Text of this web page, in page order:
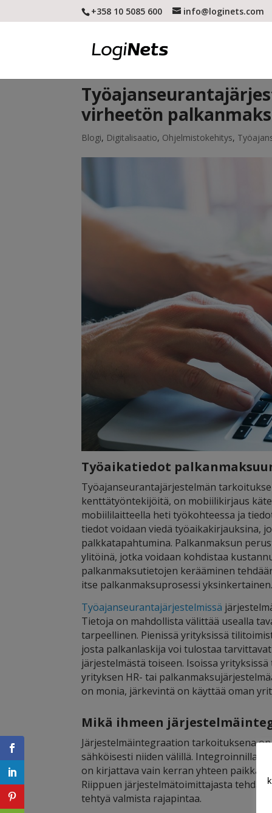
+358 10 5085 600 info@loginets.com
virheetön
Blogi, Digitalisaatio, Ohjelmistokehitys,
Työaikatiedot
Työajanseurantajärjestelmän
kenttätyöntekijöitä, on mobiilikirjaus
mobiililaitteella heti työkohteessa ja
tiedot voidaan viedä työaikakirjauksina,
palkkatapahtumina. Palkanmaksun
ylitöinä, jotka voidaan kohdistaa
palkanmaksutietojen kerääminen
itse palkanmaksuprosessi yksinkertainen.
Työajanseurantajärjestelmissä
Tietoja on mahdollista välittää usealla
tarpeellinen. Pienissä yrityksissä
josta palkanlaskija voi tulostaa
järjestelmästä toiseen. Isoissa
yrityksen HR- tai
on monia, järkevintä on käyttää oman
Mikä ihmeen
Järjestelmäintegraation tarkoituksena
sähköisesti niiden välillä. Integroinnilla
on kirjattava vain kerran yhteen
Riippuen järjestelmätoimittajasta
tehtyä valmista rajapintaa.